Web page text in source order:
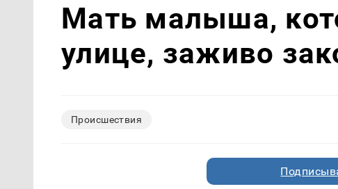
Мать малыша,
улице, заживо
Происшествия